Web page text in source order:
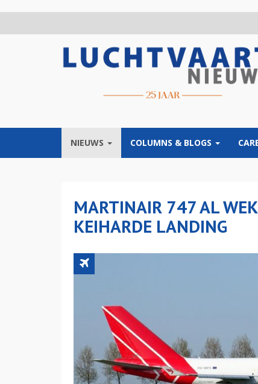
NIEUWS COLUMNS & BLOGS
MARTINAIR 747 AL
KEIHARDE LANDING